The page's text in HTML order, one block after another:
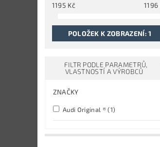
1195 Kč 1196
POLOŽEK K ZOBRAZENÍ:1
FILTR PODLE PARAMETRŮ,
VLASTNOSTÍ A VÝROBCŮ
ZNAČKY
Audi Original ®(1)